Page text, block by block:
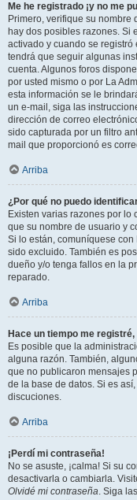
Me he registrado ¡y no me
Primero, verifique su nombre
hay dos posibles razones. Si
activado y cuando se registró
tendrá que seguir algunas
cuenta. Algunos foros
por usted mismo o por La
esta información se le
un e-mail, siga las
dirección de correo
sido capturada por un filtro
mail que proporcionó es
Arriba
¿Por qué no puedo
Existen varias razones por lo
que su nombre de usuario y
Si lo están, comuníquese
sido excluido. También es
dueño y/o tenga fallos en la
reparado.
Arriba
Hace un tiempo me
Es posible que la
alguna razón. También,
que no publicaron mensajes
de la base de datos. Si es
discuciones.
Arriba
¡Perdí mi contraseña!
No se asuste, ¡calma! Si su
desactivarla o cambiarla.
Olvidé mi contraseña. Siga